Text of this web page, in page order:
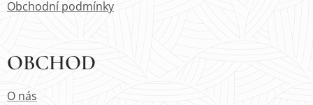
Obchodní podmínky
OBCHOD
O nás